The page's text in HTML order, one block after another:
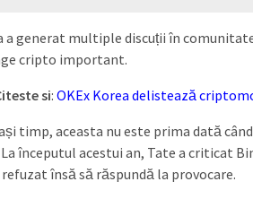
a generat multiple discuții în
cripto important.
si: OKEx Korea delistează
timp, aceasta nu este prima dată
începutul acestui an, Tate a criticat
refuzat însă să răspundă la provocare.